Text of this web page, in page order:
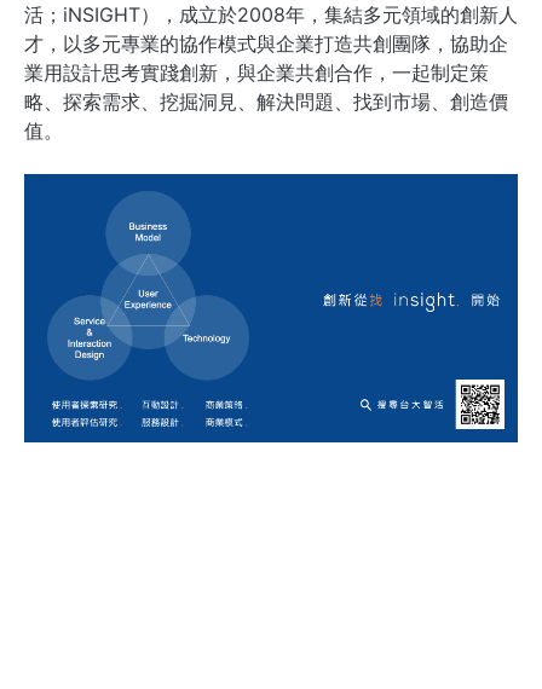
活；iNSIGHT），成立於2008年，集結多元領域的創新人
才，以多元專業的協作模式與企業打造共創團隊，協助企
業用設計思考實踐創新，與企業共創合作，一起制定策
略、探索需求、挖掘洞見、解決問題、找到市場、創造價
值。